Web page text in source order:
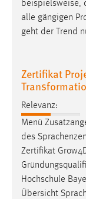
beispielsweise,
alle gängigen
geht der Trend
Zertifikat
Relevanz:
Menü
des
Zertifikat
Hochschule
Übersicht
_pk_ref,
Zweck:
Max. 13
Marketing
verwendet,
Sie tun dies,
hinweg